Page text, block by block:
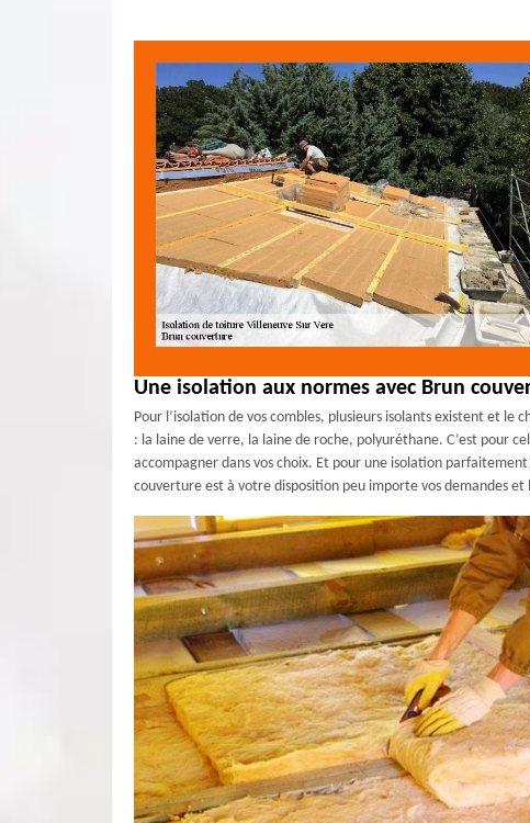
Une isolation aux normes avec Brun
Pour l’isolation de vos combles, plusieurs isolants existent et le
: la laine de verre, la laine de roche, polyuréthane. C’est pour
accompagner dans vos choix. Et pour une isolation
couverture est à votre disposition peu importe vos demandes et